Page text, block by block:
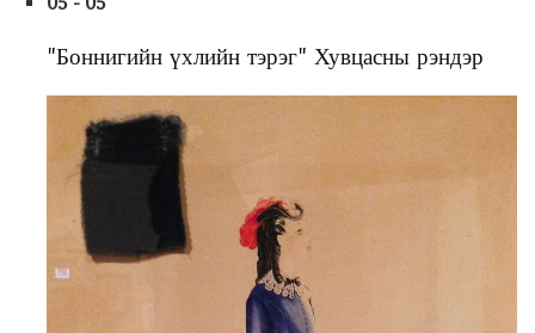
"Боннигийн үхлийн тэрэг" Хувцасны рэндэр